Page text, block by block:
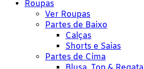
Roupas
Ver Roupas
Partes de Baixo
Calças
Shorts e Saias
Partes de Cima